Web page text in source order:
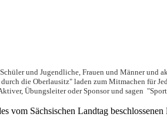
und Jugendliche, Frauen und Männer
die Oberlausitz" laden zum Mitmachen für
Übungsleiter oder Sponsor und sagen
vom Sächsischen Landtag beschlossenen